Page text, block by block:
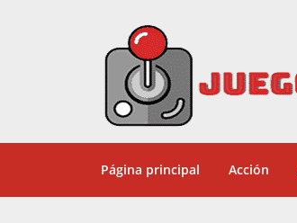
Página principal Acción